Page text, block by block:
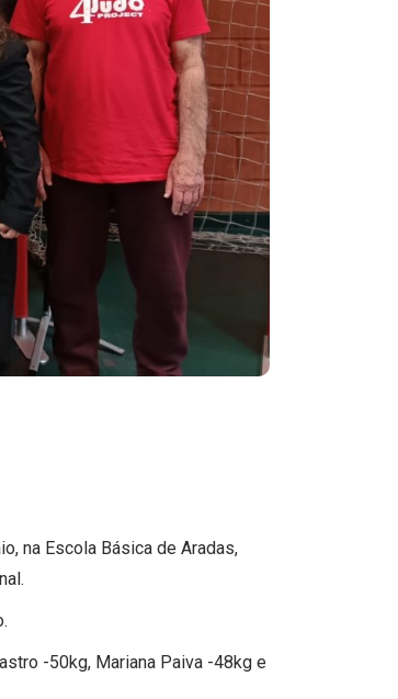
na Escola Básica de Aradas,
-50kg, Mariana Paiva -48kg e